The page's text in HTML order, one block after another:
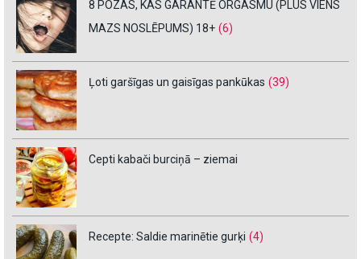
8 POZAS, KAS GARANTĒ ORGASMU (PLUS VIENS
MAZS NOSLĒPUMS) 18+ (6)
Ļoti garšīgas un gaisīgas pankūkas (39)
Cepti kabači burciņā – ziemai
Recepte: Saldie marinētie gurķi (4)